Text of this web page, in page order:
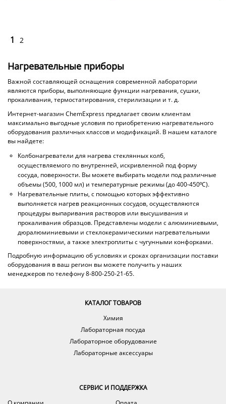
1 2
Нагревательные приборы
Важной составляющей оснащения современной лаборатории
являются приборы, выполняющие функции нагревания, сушки,
прокаливания, термостатирования, стерилизации и т. д.
Интернет-магазин ChemExpress предлагает своим клиентам
максимально выгодные условия по приобретению нагревательного
оборудования различных классов и модификаций. В нашем каталоге
вы найдете:
Колбонагреватели для нагрева стеклянных колб,
осуществляемого по внутренней, искривленной под форму
сосуда, поверхности. Вы можете выбирать модели под различные
объемы (500, 1000 мл) и температурные режимы (до 400-450⁰С).
Нагревательные плиты, с помощью которых эффективно
выполняется нагрев реакционных сосудов, осуществляются
процедуры выпаривания растворов или высушивания и
прокаливания образцов. Представлены модели с алюминиевыми,
дюралюминиевыми и стеклокерамическими нагревательными
поверхностями, а также электроплиты с чугунными конфорками.
Подробную информацию об условиях и сроках организации поставки
оборудования в ваш регион вы можете получить у наших
менеджеров по телефону 8-800-250-21-65.
КАТАЛОГ ТОВАРОВ
Химия
Лабораторная посуда
Лабораторное оборудование
Лабораторные аксессуары
СЕРВИС И ПОДДЕРЖКА